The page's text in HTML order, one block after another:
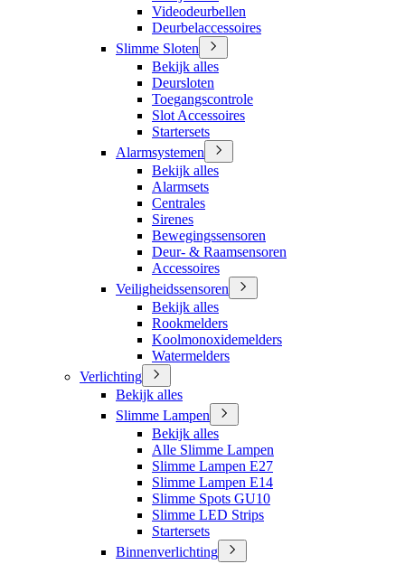
Videodeurbellen
Deurbelaccessoires
Slimme Sloten
Bekijk alles
Deursloten
Toegangscontrole
Slot Accessoires
Startersets
Alarmsystemen
Bekijk alles
Alarmsets
Centrales
Sirenes
Bewegingssensoren
Deur- & Raamsensoren
Accessoires
Veiligheidssensoren
Bekijk alles
Rookmelders
Koolmonoxidemelders
Watermelders
Verlichting
Bekijk alles
Slimme Lampen
Bekijk alles
Alle Slimme Lampen
Slimme Lampen E27
Slimme Lampen E14
Slimme Spots GU10
Slimme LED Strips
Startersets
Binnenverlichting